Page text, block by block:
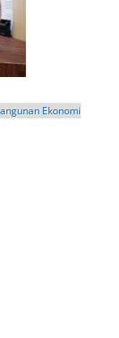
Ekonomi